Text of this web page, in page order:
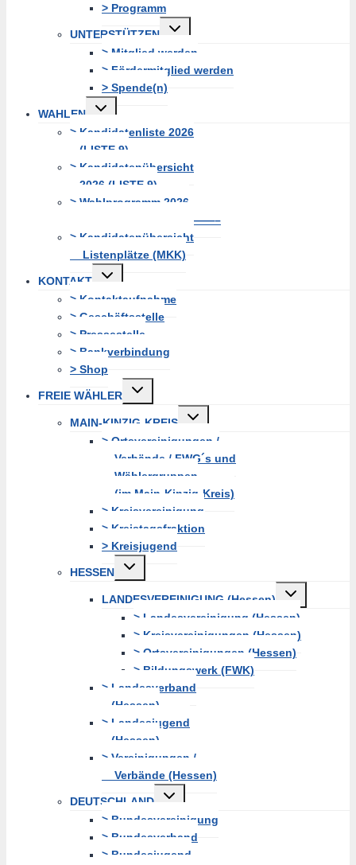
> Programm
UNTERSTÜTZEN
Untermenü
erweitern
> Mitglied werden
> Fördermitglied werden
> Spende(n)
WAHLEN
Untermenü
erweitern
> Kandidatenliste 2026
(LISTE 9)
> Kandidatenübersicht
2026 (LISTE 9)
> Wahlprogramm 2026
—————————————–
> Kandidatenübersicht
Listenplätze (MKK)
KONTAKT
Untermenü
erweitern
> Kontaktaufnahme
> Geschäftsstelle
> Pressestelle
> Bankverbindung
> Shop
FREIE WÄHLER
Untermenü
erweitern
MAIN-KINZIG-KREIS
Untermenü
erweitern
> Ortsvereinigungen /
Verbände / FWG´s und
Wählergruppen
(im Main-Kinzig-Kreis)
> Kreisvereinigung
> Kreistagsfraktion
> Kreisjugend
HESSEN
Untermenü
erweitern
LANDESVEREINIGUNG (Hessen)
Untermenü
erweitern
> Landesvereinigung (Hessen)
> Kreisvereinigungen (Hessen)
> Ortsvereinigungen (Hessen)
> Bildungswerk (FWK)
> Landesverband
(Hessen)
> Landesjugend
(Hessen)
> Vereinigungen /
Verbände (Hessen)
DEUTSCHLAND
Untermenü
erweitern
> Bundesvereinigung
> Bundesverband
> Bundesjugend